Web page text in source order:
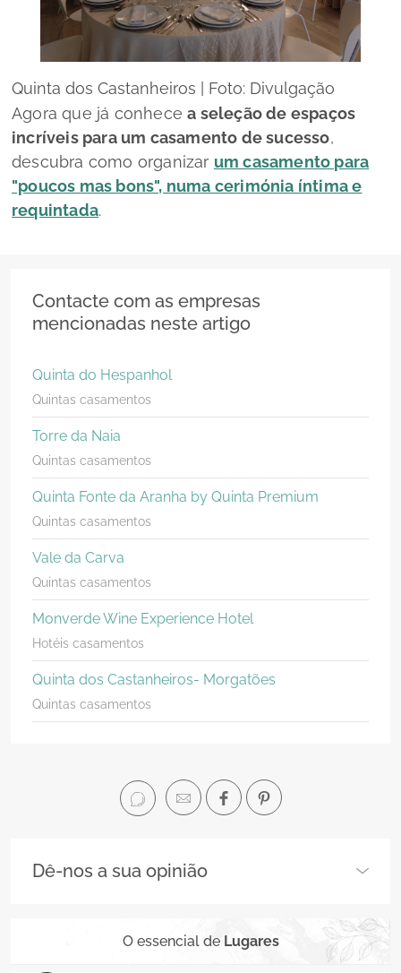
Quinta dos Castanheiros | Foto: Divulgação
Agora que já conhecea seleção de espaços
incríveis para um casamento de sucesso,
descubra como organizar um casamento para
"poucos mas bons", numa cerimónia íntima e
requintada.
Contacte com as empresas
mencionadas neste artigo
Quinta do Hespanhol
Quintas casamentos
Torre da Naia
Quintas casamentos
Quinta Fonte da Aranha by Quinta Premium
Quintas casamentos
Vale da Carva
Quintas casamentos
Monverde Wine Experience Hotel
Hotéis casamentos
Quinta dos Castanheiros- Morgatões
Quintas casamentos
Dê-nos a sua opinião
O essencial de Lugares